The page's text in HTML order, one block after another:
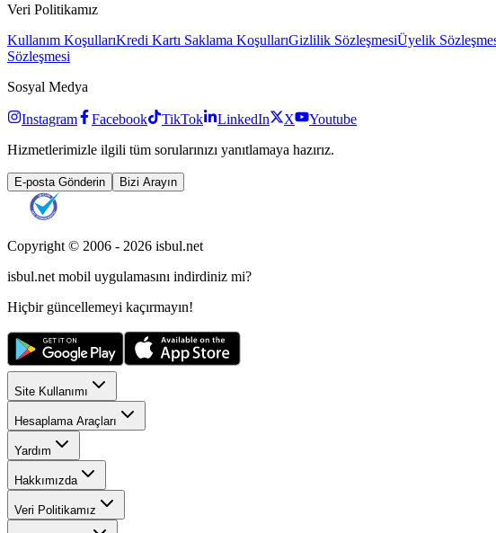
Veri Politikamız
Kullanım KoşullarıKredi Kartı Saklama KoşullarıGizlilik SözleşmesiÜyelik
Sözleşmesi
Sosyal Medya
Instagram Facebook TikTok LinkedIn X
Youtube
Hizmetlerimizle ilgili tüm sorularınızı yanıtlamaya hazırız.
E-posta Gönderin Bizi Arayın
Copyright © 2006 - 2026 isbul.net
isbul.net mobil uygulamasını indirdiniz mi?
Hiçbir güncellemeyi kaçırmayın!
Site Kullanımı
Hesaplama Araçları
Yardım
Hakkımızda
Veri Politikamız